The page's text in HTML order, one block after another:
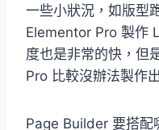
一些小狀況，如版型
Elementor Pro 製作
度也是非常的快，但
Pro 比較沒辦法製作
Page Builder 要搭配